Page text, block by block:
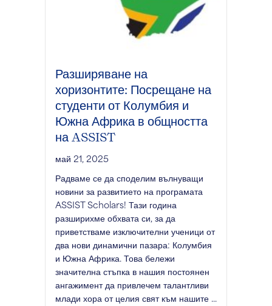
Разширяване на
хоризонтите: Посрещане на
студенти от Колумбия и
Южна Африка в общността
на ASSIST
май 21, 2025
Радваме се да споделим вълнуващи
новини за развитието на програмата
ASSIST Scholars! Тази година
разширихме обхвата си, за да
приветстваме изключителни ученици от
два нови динамични пазара: Колумбия
и Южна Африка. Това бележи
значителна стъпка в нашия постоянен
ангажимент да привлечем талантливи
млади хора от целия свят към нашите ...